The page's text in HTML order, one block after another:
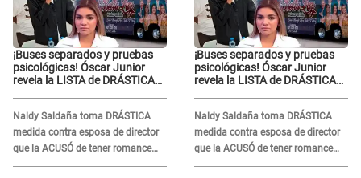
¡Buses separados y pruebas
psicológicas! Óscar Junior
revela la LISTA de DRÁSTICAS
Naldy Saldaña
Naldy Saldaña toma DRÁSTICA
medida contra esposa de director
que la ACUSÓ de tener romance
con él: "Muy triste..."
¡Buses separados y pruebas
psicológicas! Óscar Junior
revela la LISTA de DRÁSTICAS
Naldy Saldaña
Naldy Saldaña toma DRÁSTICA
medida contra esposa de director
que la ACUSÓ de tener romance
con él: "Muy triste..."